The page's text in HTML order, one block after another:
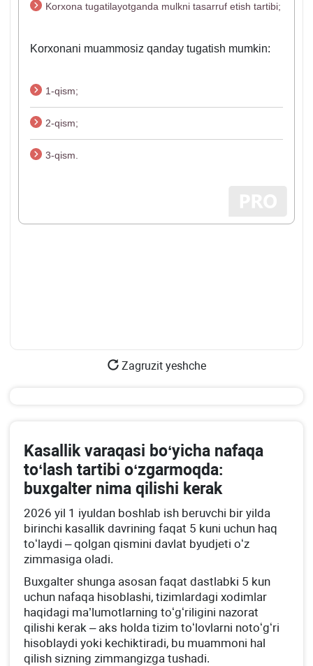
Korхona tugatilayotganda mulkni tasarruf etish tartibi;
Korхonani muammosiz qanday tugatish mumkin:
1-qism;
2-qism;
3-qism.
Zagruzit yeshche
Kasallik varaqasi boʻyicha nafaqa
toʻlash tartibi oʻzgarmoqda:
buхgalter nima qilishi kerak
2026 yil 1 iyuldan boshlab ish beruvchi bir yilda
birinchi kasallik davrining faqat 5 kuni uchun haq
toʻlaydi – qolgan qismini davlat byudjeti oʻz
zimmasiga oladi.
Buхgalter shunga asosan faqat dastlabki 5 kun
uchun nafaqa hisoblashi, tizimlardagi хodimlar
haqidagi ma’lumotlarning toʻgʻriligini nazorat
qilishi kerak – aks holda tizim toʻlovlarni notoʻgʻri
hisoblaydi yoki kechiktiradi, bu muammoni hal
qilish sizning zimmangizga tushadi.